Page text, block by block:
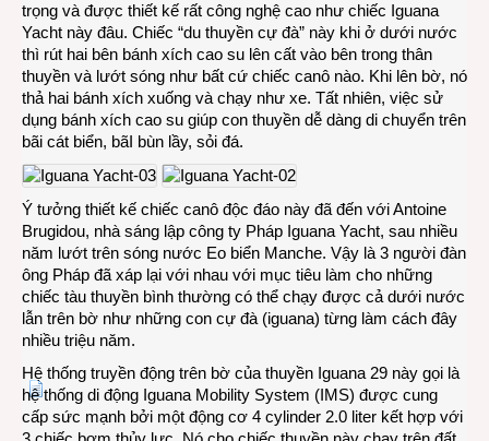
trọng và được thiết kế rất công nghệ cao như chiếc Iguana
Yacht này đâu. Chiếc “du thuyền cự đà” này khi ở dưới nước
thì rút hai bên bánh xích cao su lên cất vào bên trong thân
thuyền và lướt sóng như bất cứ chiếc canô nào. Khi lên bờ, nó
thả hai bánh xích xuống và chạy như xe. Tất nhiên, việc sử
dụng bánh xích cao su giúp con thuyền dễ dàng di chuyển trên
bãi cát biển, bãI bùn lầy, sỏi đá.
Ý tưởng thiết kế chiếc canô độc đáo này đã đến với Antoine
Brugidou, nhà sáng lập công ty Pháp Iguana Yacht, sau nhiều
năm lướt trên sóng nước Eo biển Manche. Vậy là 3 người đàn
ông Pháp đã xáp lại với nhau với mục tiêu làm cho những
chiếc tàu thuyền bình thường có thể chạy được cả dưới nước
lẫn trên bờ như những con cự đà (iguana) từng làm cách đây
nhiều triệu năm.
Hệ thống truyền động trên bờ của thuyền Iguana 29 này gọi là
hệ thống di động Iguana Mobility System (IMS) được cung
cấp sức mạnh bởi một động cơ 4 cylinder 2.0 liter kết hợp với